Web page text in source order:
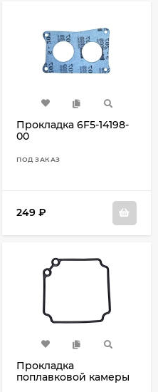
Прокладка 6F5-14198-
00
ПОД ЗАКАЗ
249 ₽
Прокладка
поплавковой камеры